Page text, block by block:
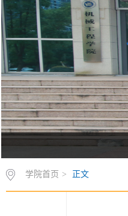
学院首页 > 正文